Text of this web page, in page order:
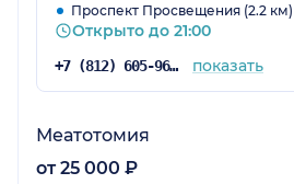
Проспект Просвещения (2.2 км)
Открыто до 21:00
+7 (812) 605-96-34 показать
Меатотомия
от 25 000 ₽